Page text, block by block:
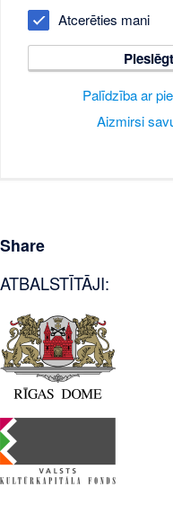
Atcerēties mani
Palīdzība ar
Aizmirsi
Share
ATBALSTĪTĀJI: